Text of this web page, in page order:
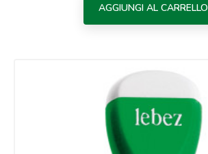
AGGIUNGI AL CARRELLO